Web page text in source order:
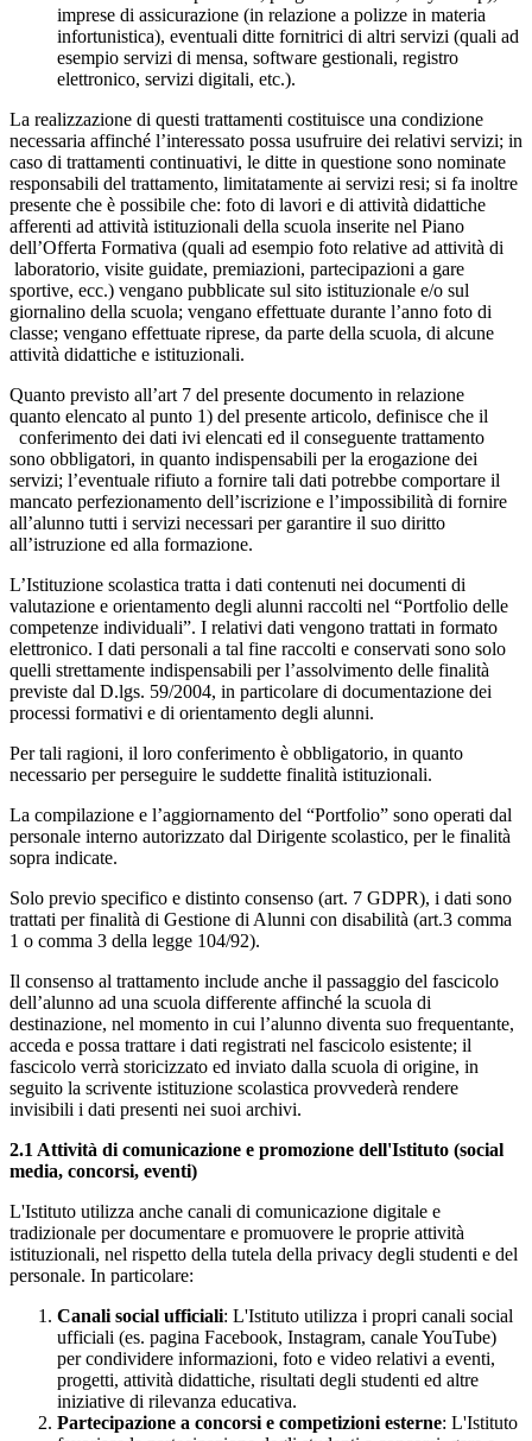
imprese di assicurazione (in relazione a polizze in materia
infortunistica), eventuali ditte fornitrici di altri servizi (quali ad
esempio servizi di mensa, software gestionali, registro
elettronico, servizi digitali, etc.).
La realizzazione di questi trattamenti costituisce una condizione
necessaria affinché l’interessato possa usufruire dei relativi servizi; in
caso di trattamenti continuativi, le ditte in questione sono nominate
responsabili del trattamento, limitatamente ai servizi resi; si fa inoltre
presente che è possibile che: foto di lavori e di attività didattiche
afferenti ad attività istituzionali della scuola inserite nel Piano
dell’Offerta Formativa (quali ad esempio foto relative ad attività di
laboratorio, visite guidate, premiazioni, partecipazioni a gare
sportive, ecc.) vengano pubblicate sul sito istituzionale e/o sul
giornalino della scuola; vengano effettuate durante l’anno foto di
classe; vengano effettuate riprese, da parte della scuola, di alcune
attività didattiche e istituzionali.
Quanto previsto all’art 7 del presente documento in relazione
quanto elencato al punto 1) del presente articolo, definisce che il
conferimento dei dati ivi elencati ed il conseguente trattamento
sono obbligatori, in quanto indispensabili per la erogazione dei
servizi; l’eventuale rifiuto a fornire tali dati potrebbe comportare il
mancato perfezionamento dell’iscrizione e l’impossibilità di fornire
all’alunno tutti i servizi necessari per garantire il suo diritto
all’istruzione ed alla formazione.
L’Istituzione scolastica tratta i dati contenuti nei documenti di
valutazione e orientamento degli alunni raccolti nel “Portfolio delle
competenze individuali”. I relativi dati vengono trattati in formato
elettronico. I dati personali a tal fine raccolti e conservati sono solo
quelli strettamente indispensabili per l’assolvimento delle finalità
previste dal D.lgs. 59/2004, in particolare di documentazione dei
processi formativi e di orientamento degli alunni.
Per tali ragioni, il loro conferimento è obbligatorio, in quanto
necessario per perseguire le suddette finalità istituzionali.
La compilazione e l’aggiornamento del “Portfolio” sono operati dal
personale interno autorizzato dal Dirigente scolastico, per le finalità
sopra indicate.
Solo previo specifico e distinto consenso (art. 7 GDPR), i dati sono
trattati per finalità di Gestione di Alunni con disabilità (art.3 comma
1 o comma 3 della legge 104/92).
Il consenso al trattamento include anche il passaggio del fascicolo
dell’alunno ad una scuola differente affinché la scuola di
destinazione, nel momento in cui l’alunno diventa suo frequentante,
acceda e possa trattare i dati registrati nel fascicolo esistente; il
fascicolo verrà storicizzato ed inviato dalla scuola di origine, in
seguito la scrivente istituzione scolastica provvederà rendere
invisibili i dati presenti nei suoi archivi.
2.1 Attività di comunicazione e promozione dell'Istituto (social
media, concorsi, eventi)
L'Istituto utilizza anche canali di comunicazione digitale e
tradizionale per documentare e promuovere le proprie attività
istituzionali, nel rispetto della tutela della privacy degli studenti e del
personale. In particolare:
Canali social ufficiali: L'Istituto utilizza i propri canali social
ufficiali (es. pagina Facebook, Instagram, canale YouTube)
per condividere informazioni, foto e video relativi a eventi,
progetti, attività didattiche, risultati degli studenti ed altre
iniziative di rilevanza educativa.
Partecipazione a concorsi e competizioni esterne: L'Istituto